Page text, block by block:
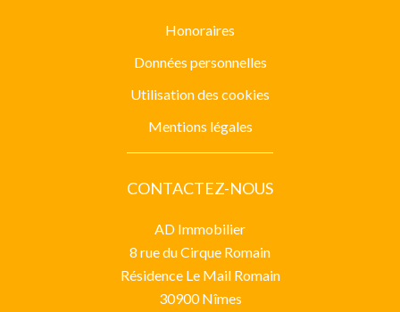
Honoraires
Données personnelles
Utilisation des cookies
Mentions légales
CONTACTEZ-NOUS
AD Immobilier
8 rue du Cirque Romain
Résidence Le Mail Romain
30900Nîmes